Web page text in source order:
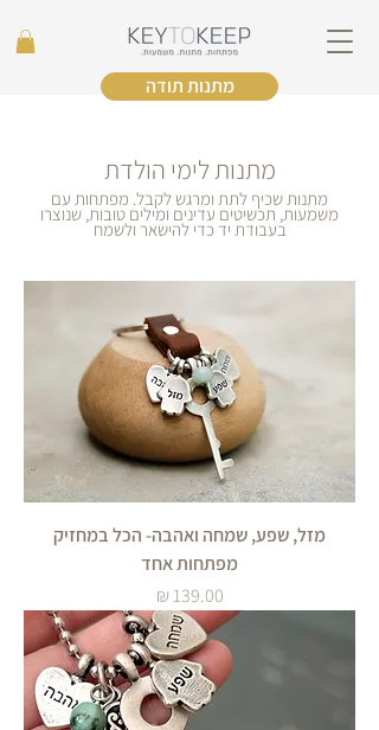
מתנות תודה
מתנות לימי הולדת
מתנות שכיף לתת ומרגש לקבל. מפתחות עם
משמעות, תכשיטים עדינים ומילים טובות, שנוצרו
בעבודת יד כדי להישאר ולשמח
מזל, שפע, שמחה ואהבה- הכל במחזיק
מפתחות אחד
מחיר